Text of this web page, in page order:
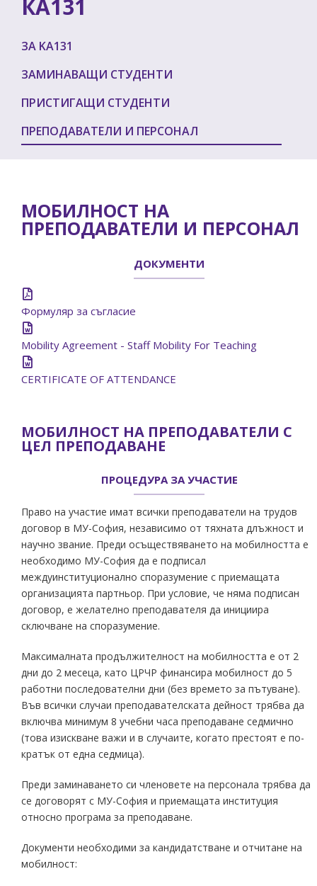
КА131
ЗА KA131
ЗАМИНАВАЩИ СТУДЕНТИ
ПРИСТИГАЩИ СТУДЕНТИ
ПРЕПОДАВАТЕЛИ И ПЕРСОНАЛ
МОБИЛНОСТ НА
ПРЕПОДАВАТЕЛИ И ПЕРСОНАЛ
ДОКУМЕНТИ
Формуляр за съгласие
Mobility Agreement - Staff Mobility For Teaching
CERTIFICATE OF ATTENDANCE
МОБИЛНОСТ НА ПРЕПОДАВАТЕЛИ С
ЦЕЛ ПРЕПОДАВАНЕ
ПРОЦЕДУРА ЗА УЧАСТИЕ
Право на участие имат всички преподаватели на трудов
договор в МУ-София, независимо от тяхната длъжност и
научно звание. Преди осъществяването на мобилността е
необходимо МУ-София да е подписал
междуинституционално споразумение с приемащата
организацията партньор. При условие, че няма подписан
договор, е желателно преподавателя да инициира
сключване на споразумение.
Максималната продължителност на мобилността е от 2
дни до 2 месеца, като ЦРЧР финансира мобилност до 5
работни последователни дни (без времето за пътуване).
Във всички случаи преподавателската дейност трябва да
включва минимум 8 учебни часа преподаване седмично
(това изискване важи и в случаите, когато престоят е по-
кратък от една седмица).
Преди заминаването си членовете на персонала трябва да
се договорят с МУ-София и приемащата институция
относно програма за преподаване.
Документи необходими за кандидатстване и отчитане на
мобилност: